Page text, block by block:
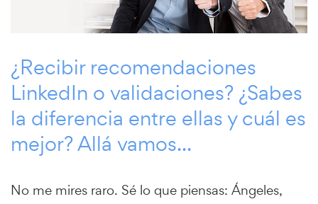
¿Recibir recomendaciones
LinkedIn o validaciones? ¿Sabes
la diferencia entre ellas y cuál es
mejor? Allá vamos...
No me mires raro. Sé lo que piensas: Ángeles,